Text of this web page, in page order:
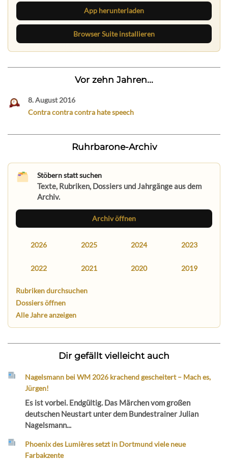
App herunterladen
Browser Suite installieren
Vor zehn Jahren...
8. August 2016
Contra contra contra hate speech
Ruhrbarone-Archiv
Stöbern statt suchen
Texte, Rubriken, Dossiers und Jahrgänge aus dem
Archiv.
Archiv öffnen
2026 2025 2024 2023
2022 2021 2020 2019
Rubriken durchsuchen
Dossiers öffnen
Alle Jahre anzeigen
Dir gefällt vielleicht auch
Nagelsmann bei WM 2026 krachend gescheitert – Mach es,
Jürgen!
Es ist vorbei. Endgültig. Das Märchen vom großen
deutschen Neustart unter dem Bundestrainer Julian
Nagelsmann...
Phoenix des Lumières setzt in Dortmund viele neue
Farbakzente